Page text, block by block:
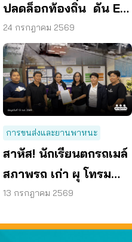
ปลดล็อกท้องถิ่น ดัน EV
Bus อยุธยา
24 กรกฎาคม 2569
การขนส่งและยานพาหนะ
สาหัส! นักเรียนตกรถเมล์
สภาพรถ เก่า ผุ โทรม
ถามหามาตรฐานรถ
13 กรกฎาคม 2569